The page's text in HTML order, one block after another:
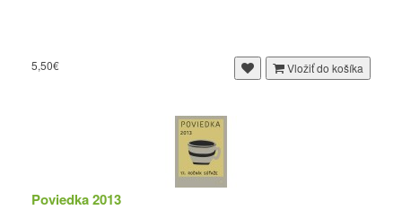
5,50€ Vložiť do košíka
Poviedka 2013